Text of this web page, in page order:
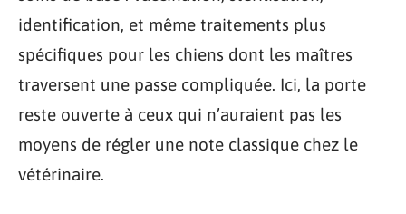
identification, et même traitements plus
spécifiques pour les chiens dont les maîtres
traversent une passe compliquée. Ici, la porte
reste ouverte à ceux qui n’auraient pas les
moyens de régler une note classique chez le
vétérinaire.